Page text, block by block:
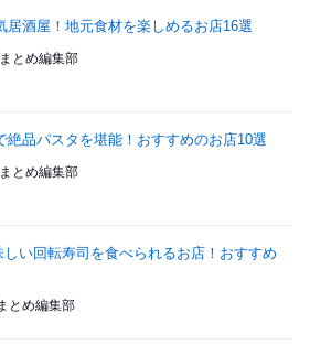
居酒屋！地元食材を楽しめるお店16選
とめ編集部
絶品パスタを堪能！おすすめのお店10選
とめ編集部
しい回転寿司を食べられるお店！おすすめ
とめ編集部